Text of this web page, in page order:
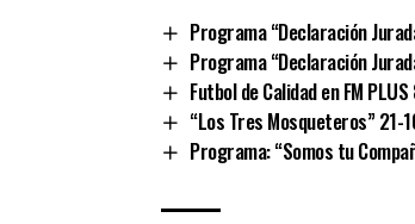
Programa “Declaración
Programa “Declaración
Futbol de Calidad en FM
“Los Tres Mosqueteros” 21-
Programa: “Somos tu